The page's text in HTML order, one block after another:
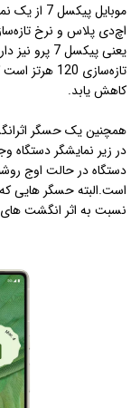
موبایل پیکسل 7 از یک نمایشگر
یعنی پیکسل 7 پرو نیز دارای نمایشگر
کاهش یابد.
در زیر نمایشگر دستگاه
است.البته حسگر هایی که
نسبت به اثر انگشت